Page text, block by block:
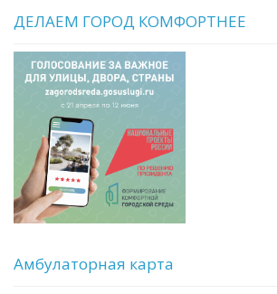
ДЕЛАЕМ ГОРОД КОМФОРТНЕЕ
Амбулаторная карта